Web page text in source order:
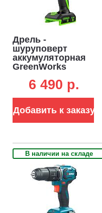
Дрель -
шуруповерт
аккумуляторная
GreenWorks
ЗУ (PRC, BL 24В,
25/45 Нм, 0.8 кг)
6 490 p.
Добавить к заказу
В наличии на складе